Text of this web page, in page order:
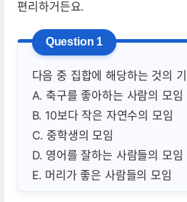
편리하거든요.
다음 중 집합에 해당하는 것의
A. 축구를 좋아하는 사람의 모임
B. 10보다 작은 자연수의 모임
C. 중학생의 모임
D. 영어를 잘하는 사람들의 모임
E. 머리가 좋은 사람들의 모임